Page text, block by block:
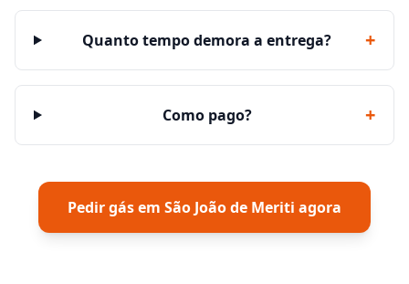
Quanto tempo demora a entrega? +
Como pago? +
Pedir gás em São João de Meriti agora